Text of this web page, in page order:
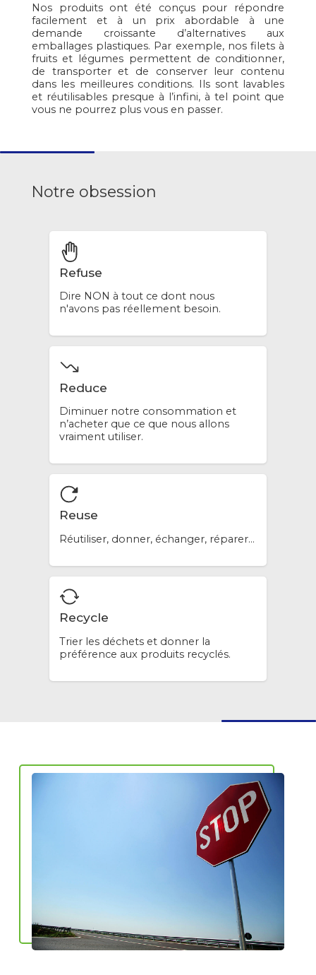
Nos produits ont été conçus pour répondre
facilement et à un prix abordable à une
demande croissante d’alternatives aux
emballages plastiques. Par exemple, nos filets à
fruits et légumes permettent de conditionner,
de transporter et de conserver leur contenu
dans les meilleures conditions. Ils sont lavables
et réutilisables presque à l’infini, à tel point que
vous ne pourrez plus vous en passer.
Notre obsession
Refuse
Dire NON à tout ce dont nous
n'avons pas réellement besoin.
Reduce
Diminuer notre consommation et
n’acheter que ce que nous allons
vraiment utiliser.
Reuse
Réutiliser, donner, échanger, réparer…
Recycle
Trier les déchets et donner la
préférence aux produits recyclés.